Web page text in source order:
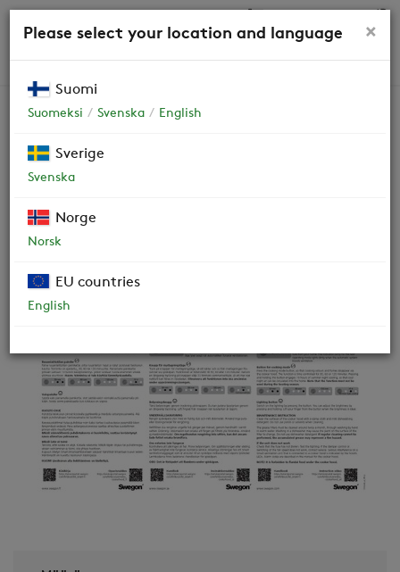
Asukasohje (tarra) Smart
615005-A
×
Please select your location and language
Suomi
Suomeksi Svenska English
Sverige
Svenska
Norge
Norsk
EU countries
English